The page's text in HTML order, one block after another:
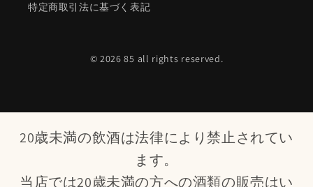
特定商取引法に基づく表記
© 2026 85 all rights reserved.
20歳未満の飲酒は法律により禁止されてい
ます。
当店では20歳未満の方への酒類の販売はい